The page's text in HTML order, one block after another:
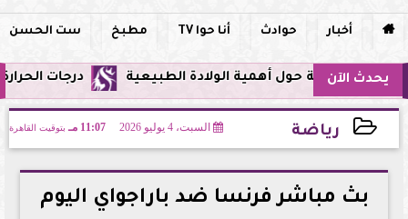
 أخبار حوادث أنا حوا TV مطبخ ست الحسن
يحدث الآن درجات الحرارة اليوم في مصر: حول أهمية الولادة الطبيعية
رياضة السبت، 4 يوليو 2026 11:07 مـ بتوقيت القاهرة
2026-07-04 23:07:18
بث مباشر فرنسا ضد باراجواي اليوم